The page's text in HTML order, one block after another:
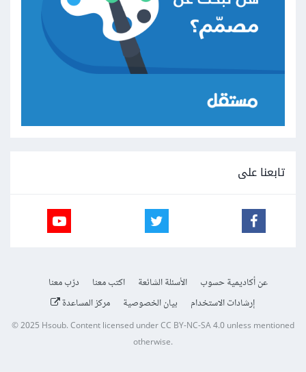
تابعنا على
عن أكاديمية حسوب الأسئلة الشائعة اكتب معنا
درّب معنا
إرشادات الاستخدام
بيان الخصوصية مركز المساعدة
© 2025Hsoub.Content licensed underCC BY-NC-SA 4.0unless mentioned
otherwise.